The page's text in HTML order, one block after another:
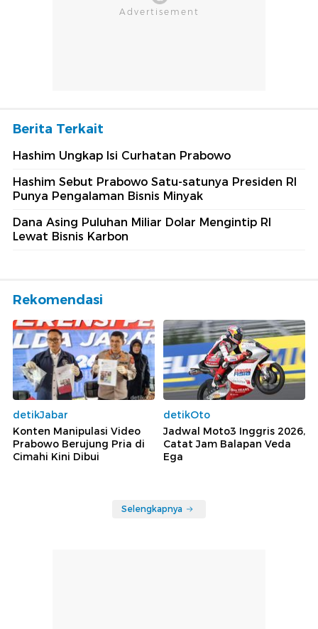
Berita Terkait
Hashim Ungkap Isi Curhatan Prabowo
Hashim Sebut Prabowo Satu-satunya Presiden RI
Punya Pengalaman Bisnis Minyak
Dana Asing Puluhan Miliar Dolar Mengintip RI
Lewat Bisnis Karbon
Rekomendasi
detikJabar
Konten Manipulasi Video
Prabowo Berujung Pria di
Cimahi Kini Dibui
detikOto
Jadwal Moto3 Inggris 2026,
Catat Jam Balapan Veda
Ega
Selengkapnya